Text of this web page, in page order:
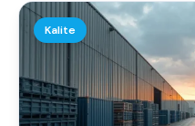
Kalite